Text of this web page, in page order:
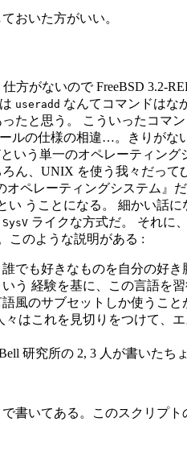
おいた方がいい。
がないので FreeBSD 3.2-
useradd なんてコマンドはな
たと思う。 こういったコマ
ルの仕様の相違…。きりが
いう単一のオペレーティン
ん、UNIX を使う我々だっ
ペレーティングシステム』
うことになる。 細かい話に
SysV ライクな方式だ。 それに
このような説明がある :
でも好きなものを自分の好
う 経験を基に、この言語を
風のサブセットしか使うこ
はこれを見切りをつけて、
研究所の 2, 3 人が書いたち
書いてある。このスクリプト